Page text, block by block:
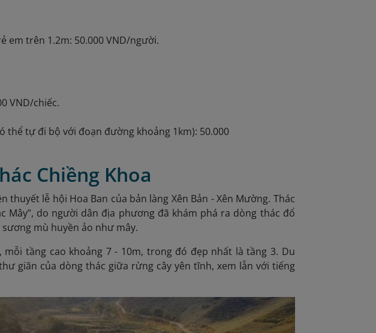
em trên 1.2m: 50.000 VND/người.
VND/chiếc.
thể tự đi bộ với đoạn đường khoảng 1km): 50.000
Chiềng Khoa
lễ hội Hoa Ban của bản làng Xên Bản - Xên Mường. Thác
Mây”, do người dân địa phương đã khám phá ra dòng thác đổ
mù huyền ảo như mây.
tầng cao khoảng 7 - 10m, trong đó đẹp nhất là tầng 3. Du
giãn của dòng thác giữa rừng cây yên tĩnh, xem lẫn với tiếng